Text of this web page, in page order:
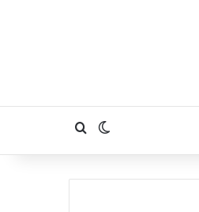
تغییر پوستهجستجو برای